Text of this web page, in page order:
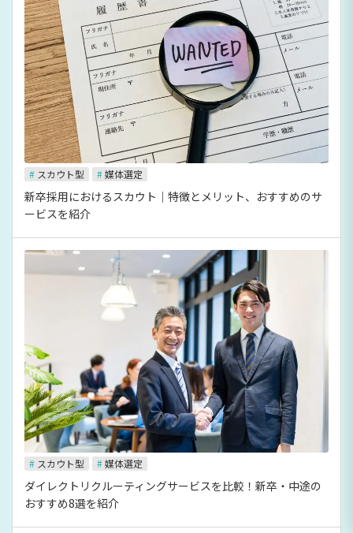
# スカウト型 #媒体選定
新卒採用におけるスカウト｜特徴とメリット、おすすめのサ
ービスを紹介
# スカウト型 #媒体選定
ダイレクトリクルーティングサービスを比較！新卒・中途の
おすすめ8選を紹介